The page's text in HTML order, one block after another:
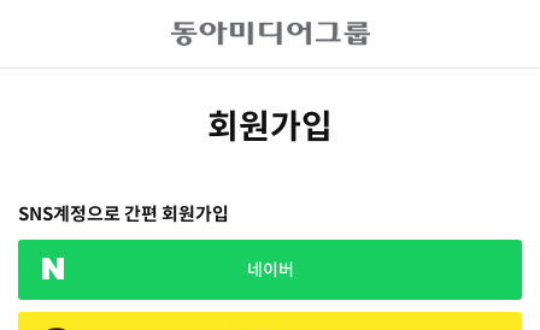
회원가입
SNS계정으로 간편 회원가입
네이버